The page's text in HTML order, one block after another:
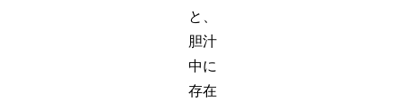
と、
胆汁
中に
存在